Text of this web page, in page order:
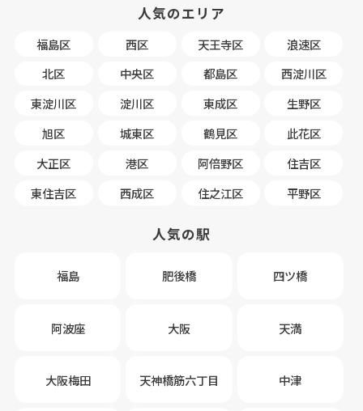
人気のエリア
福島区 西区 天王寺区
浪速区
北区
中央区 都島区
西淀川区
東淀川区
淀川区 東成区
生野区
旭区
城東区 鶴見区
此花区
大正区
港区 阿倍野区
住吉区
東住吉区
西成区 住之江区 平野区
人気の駅
福島 肥後橋 四ツ橋
阿波座 大阪 天満
大阪梅田 天神橋筋六丁目 中津